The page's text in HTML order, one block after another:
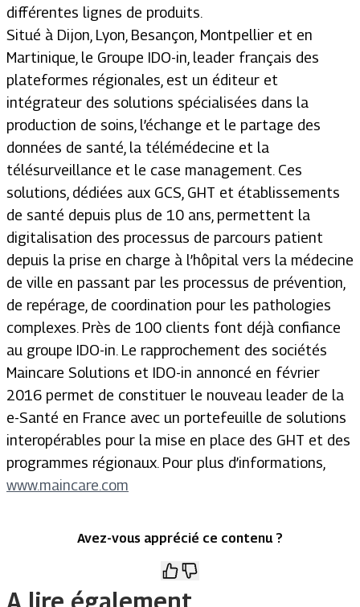
différentes lignes de produits.
Situé à Dijon, Lyon, Besançon, Montpellier et en
Martinique, le Groupe IDO-in, leader français des
plateformes régionales, est un éditeur et
intégrateur des solutions spécialisées dans la
production de soins, l’échange et le partage des
données de santé, la télémédecine et la
télésurveillance et le case management. Ces
solutions, dédiées aux GCS, GHT et établissements
de santé depuis plus de 10 ans, permettent la
digitalisation des processus de parcours patient
depuis la prise en charge à l’hôpital vers la médecine
de ville en passant par les processus de prévention,
de repérage, de coordination pour les pathologies
complexes. Près de 100 clients font déjà confiance
au groupe IDO-in. Le rapprochement des sociétés
Maincare Solutions et IDO-in annoncé en février
2016 permet de constituer le nouveau leader de la
e-Santé en France avec un portefeuille de solutions
interopérables pour la mise en place des GHT et des
programmes régionaux. Pour plus d’informations,
www.maincare.com
Avez-vous apprécié ce contenu ?